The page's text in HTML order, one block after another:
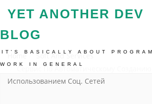
YET ANOTHER DEV
BLOG
IT'S BASICALLY ABOUT
WORK IN GENERAL
Home
Soft And Services
Сервис По Автоматическому Созданию
Использованием Соц. Сетей